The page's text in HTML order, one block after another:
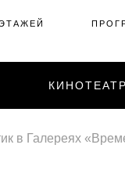
КИНОТЕАТР
в Галереях